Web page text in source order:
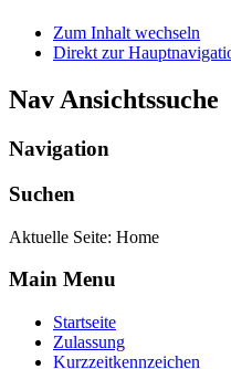
Zum Inhalt wechseln
Direkt zur
Nav Ansichtssuche
Navigation
Suchen
Aktuelle Seite: Home
Main Menu
Startseite
Zulassung
Kurzzeitkennzeichen